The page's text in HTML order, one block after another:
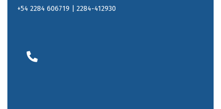
+54 2284 606719 | 2284-412930